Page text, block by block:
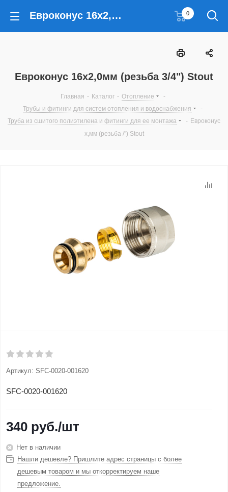
Евроконус 16х2,0мм (резьба 3/4") Stout 0
Евроконус 16х2,0мм (резьба 3/4") Stout
Главная - Каталог - Отопление
-
Трубы и фитинги для систем отопления и водоснабжения
-
Труба из сшитого полиэтилена и фитинги для ее монтажа
- Евроконус
х,мм (резьба /") Stout
Артикул: SFC-0020-001620
SFC-0020-001620
340 руб./шт
Нет в наличии
Нашли дешевле? Пришлите адрес страницы с более
дешевым товаром и мы откорректируем наше
предложение.